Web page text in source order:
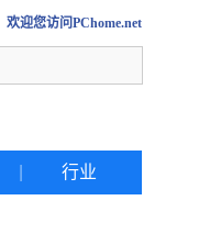
欢迎您访问PChome.net
行业